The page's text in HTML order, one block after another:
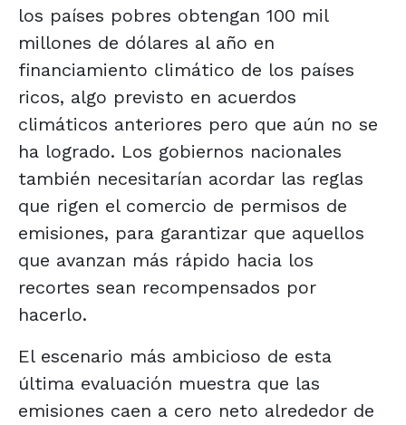
los países pobres obtengan 100 mil
millones de dólares al año en
financiamiento climático de los países
ricos, algo previsto en acuerdos
climáticos anteriores pero que aún no se
ha logrado. Los gobiernos nacionales
también necesitarían acordar las reglas
que rigen el comercio de permisos de
emisiones, para garantizar que aquellos
que avanzan más rápido hacia los
recortes sean recompensados por
hacerlo.
El escenario más ambicioso de esta
última evaluación muestra que las
emisiones caen a cero neto alrededor de